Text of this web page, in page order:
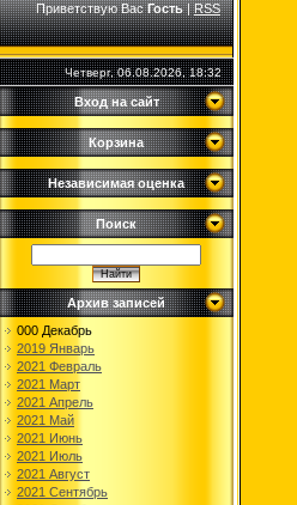
Приветствую Вас Гость|RSS
Четверг, 06.08.2026, 18:32
Вход на сайт
Корзина
Независимая оценка
Поиск
Архив записей
000 Декабрь
2019 Январь
2021 Февраль
2021 Март
2021 Апрель
2021 Май
2021 Июнь
2021 Июль
2021 Август
2021 Сентябрь